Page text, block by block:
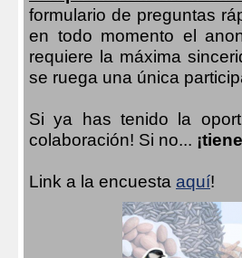
formulario de preguntas
en todo momento el
requiere la máxima
se ruega una única
Si ya has tenido la
colaboración! Si no...
Link a la encuesta aquí!